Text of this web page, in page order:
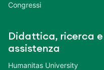
Congressi
Didattica, ricerca e
assistenza
Humanitas University